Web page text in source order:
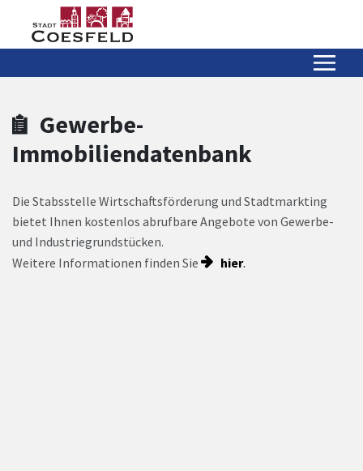
Zum Header
Zum Hauptinhalt
Zum Footer
Zum Hauptinhalt springen
Gewerbe-
Immobiliendatenbank
Die Stabsstelle Wirtschaftsförderung und Stadtmarkting
bietet Ihnen kostenlos abrufbare Angebote von Gewerbe-
und Industriegrundstücken.
Weitere Informationen finden Sie
hier.